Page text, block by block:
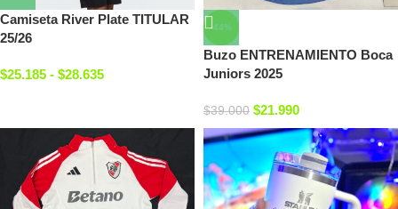
Camiseta River Plate TITULAR
25/26
$25.185 - $28.635
-44%
Buzo ENTRENAMIENTO Boca
Juniors 2025
$39.000 $21.990